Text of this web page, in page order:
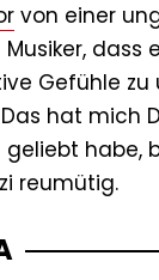
von einer
dass
Gefühle
hat mich
habe,
reumütig.